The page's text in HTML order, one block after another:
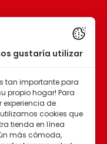
servicios
gustaría utilizar
tan importante para
propio hogar! Para
experiencia de
cookies que
tienda en línea
más cómoda,